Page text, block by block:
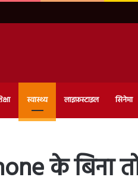
स्वास्थ्य लाइफ़स्टाइल सिनेमा
के बिना